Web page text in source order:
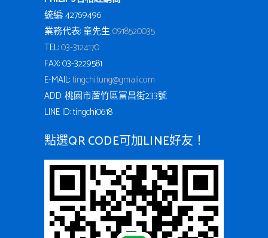
統編: 42769496
業務代表: 童先生0918520035
TEL:03-3124170
FAX: 03-3229581
E-MAIL:tingchi.tung@gmail.com
ADD: 桃園市蘆竹區富昌街233號
LINE ID: tingchi0618
點選QR CODE可加LINE好友！